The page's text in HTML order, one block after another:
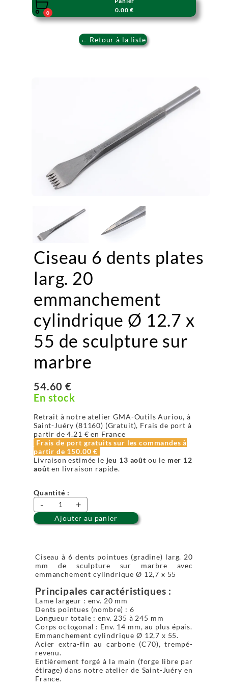

0
0.00 €
← Retour à la liste
Ciseau 6 dents plates
larg. 20
emmanchement
cylindrique Ø 12.7 x
55 de sculpture sur
marbre
54.60 €
En stock
Retrait à notre atelier GMA-Outils Auriou, à
Saint-Juéry (81160) (Gratuit), Frais de port à
partir de4.21 € en France
Frais de port gratuits sur les commandes à
partir de 150.00 €
Livraison estimée le jeu 13 août ou le mer 12
août en livraison rapide.
Quantité :
- +
Ajouter au panier
Ciseau à 6 dents pointues (gradine) larg. 20
mm de sculpture sur marbre avec
emmanchement cylindrique Ø 12,7 x 55
Principales caractéristiques :
Lame largeur : env. 20 mm
Dents pointues (nombre) : 6
Longueur totale : env. 235 à 245 mm
Corps octogonal : Env. 14 mm, au plus épais.
Emmanchement cylindrique Ø 12,7 x 55.
Acier extra-fin au carbone (C70), trempé-
revenu.
Entièrement forgé à la main (forge libre par
étirage) dans notre atelier de Saint-Juéry en
France.